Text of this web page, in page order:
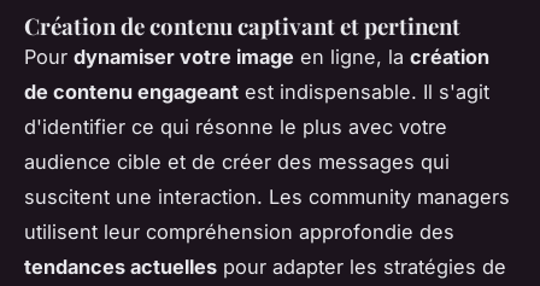
Création de contenu captivant et pertinent
Pour dynamiser votre image en ligne, la création
de contenu engageant est indispensable. Il s'agit
d'identifier ce qui résonne le plus avec votre
audience cible et de créer des messages qui
suscitent une interaction. Les community managers
utilisent leur compréhension approfondie des
tendances actuelles pour adapter les stratégies de